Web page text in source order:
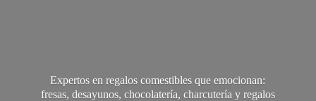
Expertos en regalos comestibles que emocionan:
fresas, desayunos, chocolatería, charcutería y regalos